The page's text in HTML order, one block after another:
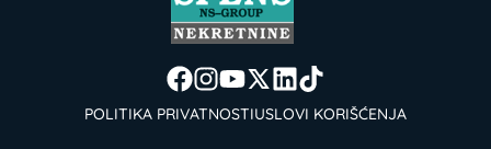
POLITIKA PRIVATNOSTIUSLOVI KORIŠĆENJA